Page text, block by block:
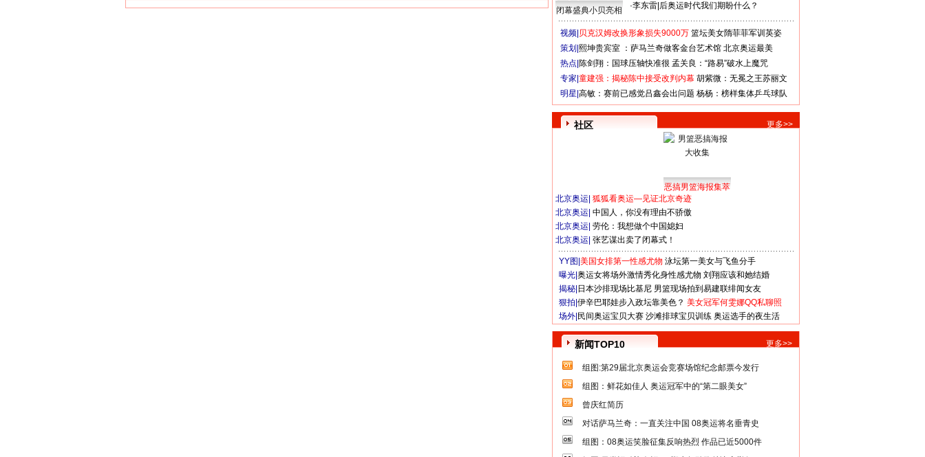
闭幕盛典小贝亮相
·李东雷 后奥运时代我们期盼什么？
视频| 贝克汉姆改换形象损失9000万 篮坛美女隋菲菲军训英姿
策划| 熙坤贵宾室 ：萨马兰奇做客金台艺术馆 北京奥运最美
热点| 陈剑翔：国球压轴快准很 孟关良：“路易”破水上魔咒
专家| 童建强：揭秘陈中接受改判内幕 胡紫微：无冕之王苏丽文
明星| 高敏：赛前已感觉吕鑫会出问题 杨杨：榜样集体乒乓球队
社区 更多>>
恶搞男篮海报集萃
北京奥运 狐狐看奥运—见证北京奇迹
北京奥运 中国人，你没有理由不骄傲
北京奥运 劳伦：我想做个中国媳妇
北京奥运 张艺谋出卖了闭幕式！
YY图| 美国女排第一性感尤物 泳坛第一美女与飞鱼分手
曝光| 奥运女将场外激情秀化身性感尤物 刘翔应该和她结婚
揭秘| 日本沙排现场比基尼 男篮现场拍到易建联绯闻女友
狠拍| 伊辛巴耶娃步入政坛靠美色？ 美女冠军何雯娜QQ私聊照
场外| 民间奥运宝贝大赛 沙滩排球宝贝训练 奥运选手的夜生活
新闻TOP10 更多>>
组图:第29届北京奥运会竞赛场馆纪念邮票今发行
组图：鲜花如佳人 奥运冠军中的“第二眼美女”
曾庆红简历
对话萨马兰奇：一直关注中国 08奥运将名垂青史
组图：08奥运笑脸征集反响热烈 作品已近5000件